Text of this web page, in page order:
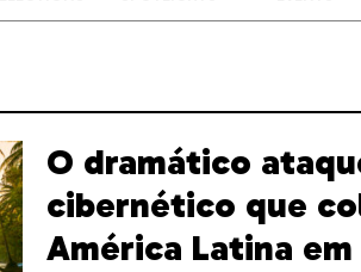
O dramático
cibernético que
América Latina